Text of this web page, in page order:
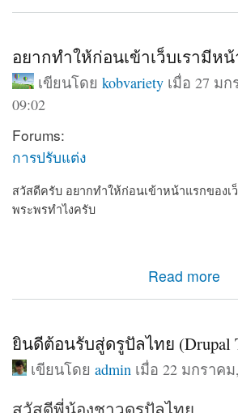
อยากทำให้ก่อนเข้าเว็บเรามีห
เขียนโดย kobvarietyเมื่อ 27 มก
09:02
Forums:
การปรับแต่ง
สวัสดีครับ อยากทำให้ก่อนเข้าหน้าแรกของเ
พระพรทำไงครับ
Read more
about อยากทำให้ก่อนเข้าเว็บเรามีห
ยินดีต้อนรับสู่ดรูปัลไทย (Drupal
เขียนโดยadmin เมื่อ 22 มกราคม